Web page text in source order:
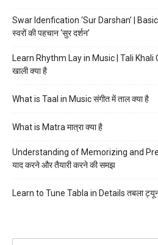
Swar Idenfication ‘Sur Darshan’ |
स्वरों की पहचान ‘सुर दर्शन’
Learn Rhythm Lay in Music | Tali Khali
खाली क्या है
What is Taal in Music संगीत में ताल क्या है
What is Matra मात्रा क्या है
Understanding of Memorizing and
याद करने और तैयारी करने की समझ
Learn to Tune Tabla in Details तबला